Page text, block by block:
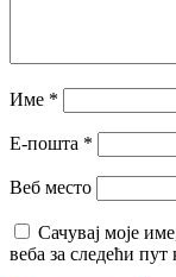
Име *
Е-пошта *
Веб место
Сачувај моје
веба за следећи